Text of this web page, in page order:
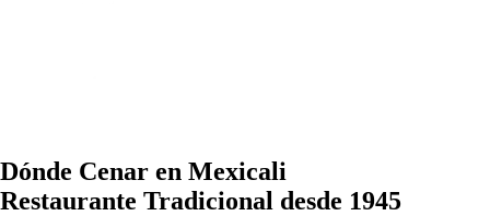
Dónde Cenar en Mexicali
Restaurante Tradicional desde 1945